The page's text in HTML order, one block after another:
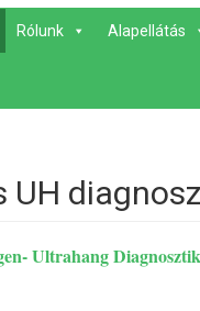
Rólunk Alapellátás
UH
Ultrahang